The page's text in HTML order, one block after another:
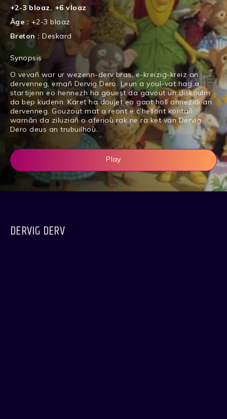
+2-3 bloaz, +6 vloaz
Âge : +2-3 bloaz
Breton :Deskard
Synopsis
O vevañ war ur wezenn-derv bras, e-kreizig-kreiz an
dervenneg, emañ Dervig Dero. Leun a youl-vat hag a
startijenn eo hennezh ha gouest da gavout un diskoulm
da bep kudenn. Karet ha doujet eo gant holl annezidi an
dervenneg. Gouzout mat a reont e c’hellont kontañ
warnãn da ziluziañ o aferioù rak ne ra ket van Dervig
Dero deus an trubuilhoù.
Play
DERVIG DERV